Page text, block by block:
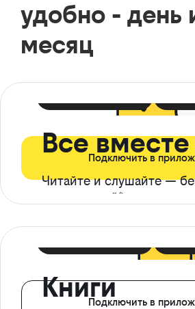
удобно - день
месяц
Все вместе
Читайте и слушайте —
ограничений*
Подключить в
КнигиПодключить в